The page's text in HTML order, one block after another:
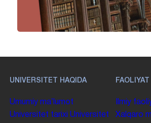
UNIVERSITET HAQIDA
Umumiy maʼlumot
Universitet tarixi Universitet
FAOLIYAT
Ilmiy
Xalqaro